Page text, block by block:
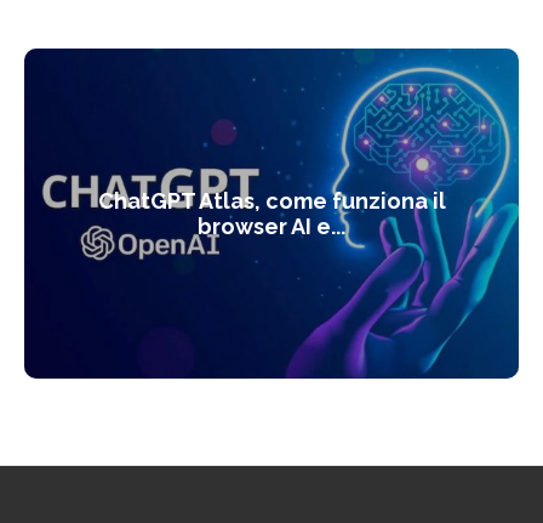
ChatGPT Atlas, come funziona il
browser AI e...